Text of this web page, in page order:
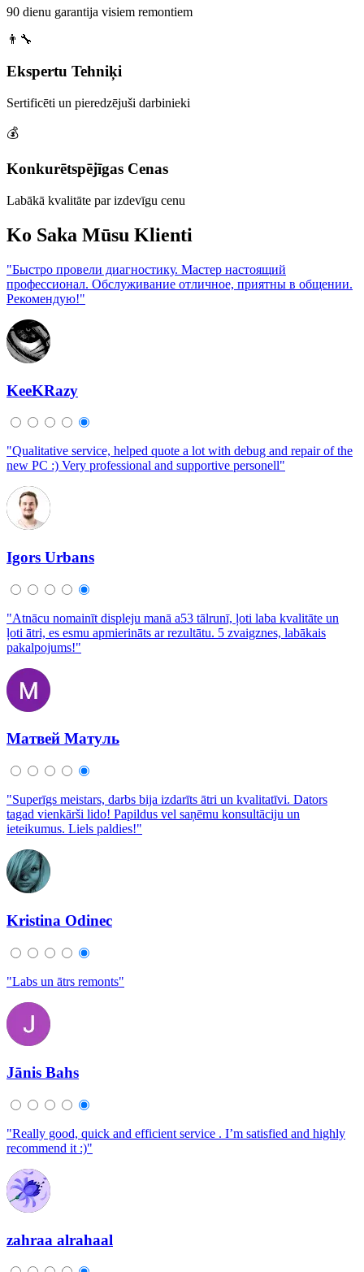
90 dienu garantija visiem remontiem
👨‍🔧
Ekspertu Tehniķi
Sertificēti un pieredzējuši darbinieki
💰
Konkurētspējīgas Cenas
Labākā kvalitāte par izdevīgu cenu
Ko Saka Mūsu Klienti
"Быстро провели диагностику. Мастер настоящий
профессионал. Обслуживание отличное, приятны в общении.
Рекомендую!"
KeeKRazy
"Qualitative service, helped quote a lot with debug and repair of the
new PC :) Very professional and supportive personell"
Igors Urbans
"Atnācu nomainīt displeju manā a53 tālrunī, ļoti laba kvalitāte un
ļoti ātri, es esmu apmierināts ar rezultātu. 5 zvaigznes, labākais
pakalpojums!"
Матвей Матуль
"Superīgs meistars, darbs bija izdarīts ātri un kvalitatīvi. Dators
tagad vienkārši lido! Papildus vel saņēmu konsultāciju un
ieteikumus. Liels paldies!"
Kristina Odinec
"Labs un ātrs remonts"
Jānis Bahs
"Really good, quick and efficient service . I’m satisfied and highly
recommend it :)"
zahraa alrahaal